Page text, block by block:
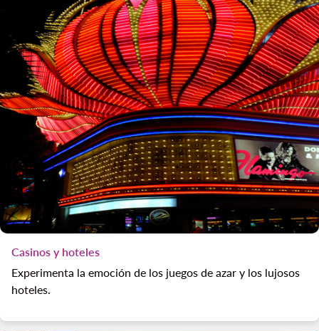
Casinos y hoteles
Experimenta la emoción de los juegos de azar y los lujosos
hoteles.